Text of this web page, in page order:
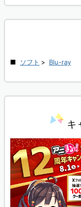
ソフト > Blu-ray
キ